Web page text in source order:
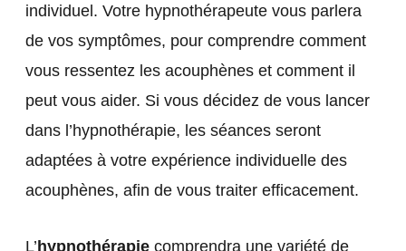
individuel. Votre hypnothérapeute vous parlera
de vos symptômes, pour comprendre comment
vous ressentez les acouphènes et comment il
peut vous aider. Si vous décidez de vous lancer
dans l’hypnothérapie, les séances seront
adaptées à votre expérience individuelle des
acouphènes, afin de vous traiter efficacement.
L’hypnothérapiecomprendra une variété de